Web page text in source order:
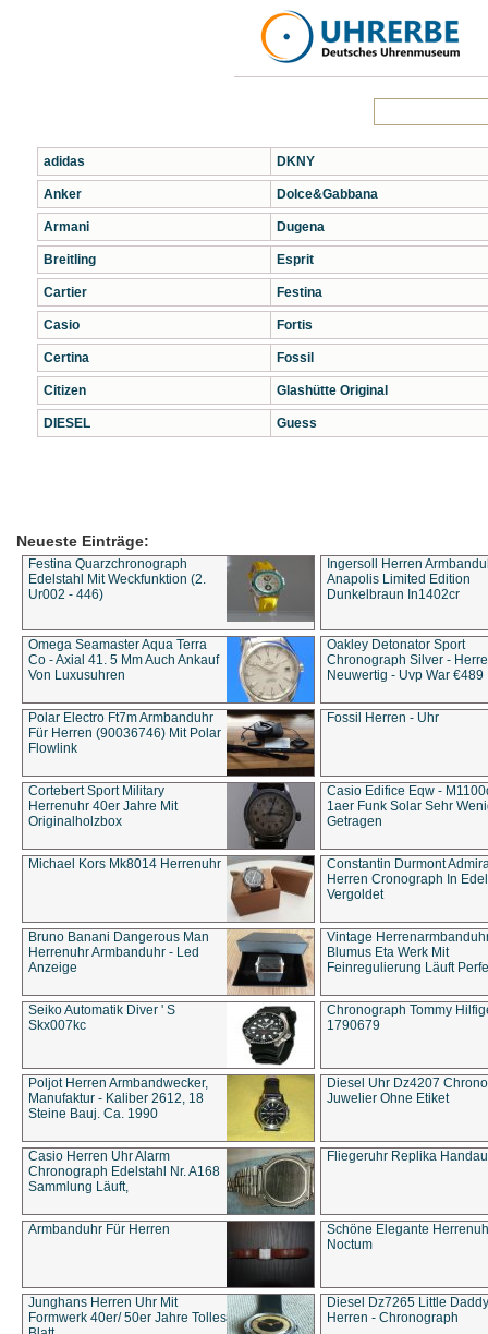
adidas
Anker
Armani
Breitling
Cartier
Casio
Certina
Citizen
DIESEL
DKNY
Dolce&Gabbana
Dugena
Esprit
Festina
Fortis
Fossil
Glashütte Original
Guess
Neueste Einträge:
Festina Quarzchronograph
Edelstahl Mit Weckfunktion (2.
Ur002 - 446)
Ingersoll Herren
Anapolis Limited Edition
Dunkelbraun In1402cr
Omega Seamaster Aqua Terra
Co - Axial 41. 5 Mm Auch Ankauf
Von Luxusuhren
Oakley Detonator Sport
Chronograph Silver -
Neuwertig - Uvp War €489
Polar Electro Ft7m Armbanduhr
Für Herren (90036746) Mit Polar
Flowlink
Fossil Herren - Uhr
Cortebert Sport Military
Herrenuhr 40er Jahre Mit
Originalholzbox
Casio Edifice Eqw -
1aer Funk Solar Sehr
Getragen
Michael Kors Mk8014 Herrenuhr
Constantin Durmont
Herren Cronograph In
Vergoldet
Bruno Banani Dangerous Man
Herrenuhr Armbanduhr - Led
Anzeige
Vintage
Blumus Eta Werk Mit
Feinregulierung Läuft
Seiko Automatik Diver ' S
Skx007kc
Chronograph Tommy
1790679
Poljot Herren Armbandwecker,
Manufaktur - Kaliber 2612, 18
Steine Bauj. Ca. 1990
Diesel Uhr Dz4207
Juwelier Ohne Etiket
Casio Herren Uhr Alarm
Chronograph Edelstahl Nr. A168
Sammlung Läuft,
Fliegeruhr Replika
Armbanduhr Für Herren
Schöne Elegante
Noctum
Junghans Herren Uhr Mit
Formwerk 40er/ 50er Jahre Tolles
Diesel Dz7265 Little Daddy
Herren - Chronograph